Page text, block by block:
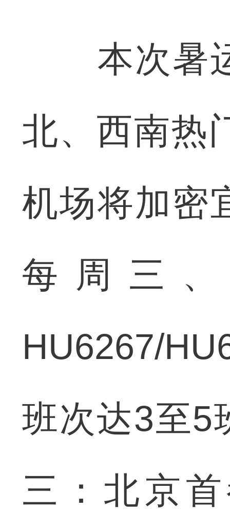
本次暑运
北、西南热
机场将加密
每周三
HU6267/
班次达3至5
三：北京